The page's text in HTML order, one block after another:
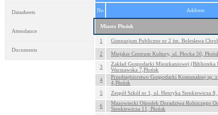
Datasheets
Attendance
Documents
No Address
Miasto Płońsk
1 Gimnazjum Publiczne nr 2 im. Bolesława
2 Miejskie Centrum Kultury, ul. Płocka 50,
3
Zakład Gospodarki Mieszkaniowej (Biblioteka
Warszawska 7,Płońsk
4
Przedsiębiorstwo Gospodarki Komunalnej sp.
4,Płońsk
5
Zespół Szkół nr 1, ul. Henryka Sienkiewicza 8,
6
Mazowiecki Ośrodek Doradztwa Rolniczego
Sienkiewicza 11, Płońsk